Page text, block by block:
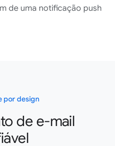
de uma notificação push
por design
de e-mail